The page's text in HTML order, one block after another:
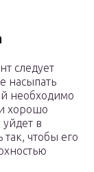
следует
насыпать
необходимо
хорошо
в
чтобы его